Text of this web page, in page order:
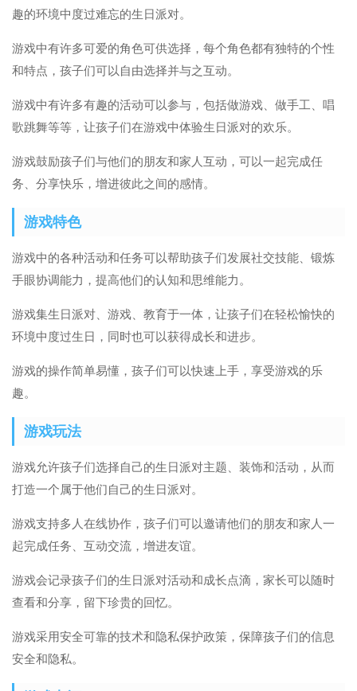
趣的环境中度过难忘的生日派对。
游戏中有许多可爱的角色可供选择，每个角色都有独特的个性
和特点，孩子们可以自由选择并与之互动。
游戏中有许多有趣的活动可以参与，包括做游戏、做手工、唱
歌跳舞等等，让孩子们在游戏中体验生日派对的欢乐。
游戏鼓励孩子们与他们的朋友和家人互动，可以一起完成任
务、分享快乐，增进彼此之间的感情。
游戏特色
游戏中的各种活动和任务可以帮助孩子们发展社交技能、锻炼
手眼协调能力，提高他们的认知和思维能力。
游戏集生日派对、游戏、教育于一体，让孩子们在轻松愉快的
环境中度过生日，同时也可以获得成长和进步。
游戏的操作简单易懂，孩子们可以快速上手，享受游戏的乐
趣。
游戏玩法
游戏允许孩子们选择自己的生日派对主题、装饰和活动，从而
打造一个属于他们自己的生日派对。
游戏支持多人在线协作，孩子们可以邀请他们的朋友和家人一
起完成任务、互动交流，增进友谊。
游戏会记录孩子们的生日派对活动和成长点滴，家长可以随时
查看和分享，留下珍贵的回忆。
游戏采用安全可靠的技术和隐私保护政策，保障孩子们的信息
安全和隐私。